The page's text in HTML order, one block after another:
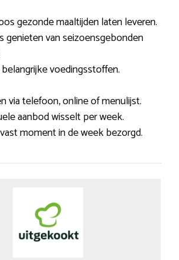
gezonde maaltijden laten leveren.
genieten van seizoensgebonden
voedingsstoffen.
via telefoon, online of menulijst.
aanbod wisselt per week.
moment in de week bezorgd.